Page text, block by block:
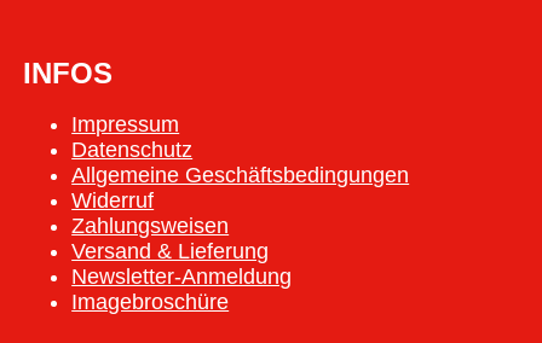
INFOS
Impressum
Datenschutz
Allgemeine Geschäftsbedingungen
Widerruf
Zahlungsweisen
Versand & Lieferung
Newsletter-Anmeldung
Imagebroschüre